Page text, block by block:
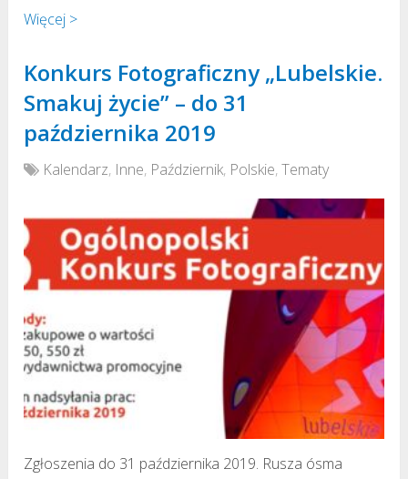
Więcej >
Konkurs Fotograficzny „Lubelskie.
Smakuj życie” – do 31
października 2019
Kalendarz, Inne, Październik, Polskie,Tematy
Zgłoszenia do 31 października 2019. Rusza ósma